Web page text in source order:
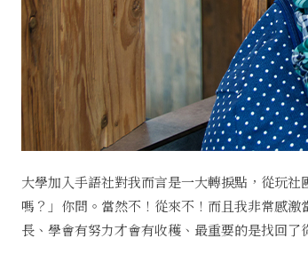
大學加入手語社對我而言是一大轉捩點，從玩
嗎？」你問。當然不！從來不！而且我非常感
長、學會有努力才會有收穫、最重要的是找回了